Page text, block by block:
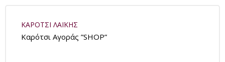
ΚΑΡΟΤΣΙ ΛΑΪΚΗΣ
Καρότσι Αγοράς ”SHOP”